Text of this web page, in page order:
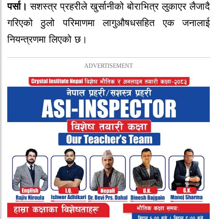
पर्सा। सशस्त्र प्रहरीले खुर्सानीको बोराभित्र लुकाएर लैजादै
गरिएको ठुलो परिमाणमा लागुऔषधसहित एक जनालाई
नियन्त्रणमा लिएको छ।